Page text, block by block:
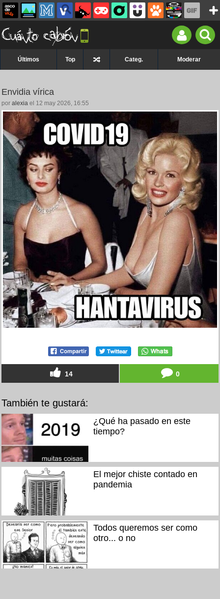
Últimos Top Categ. Moderar
Envidia vírica
por alexia el 12 may 2026, 16:55
14 0
También te gustará:
¿Qué ha pasado en este
tiempo?
El mejor chiste contado en
pandemia
Todos queremos ser como
otro... o no